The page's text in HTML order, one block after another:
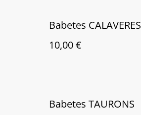
Babetes CALAVERES
10,00 €
Babetes TAURONS